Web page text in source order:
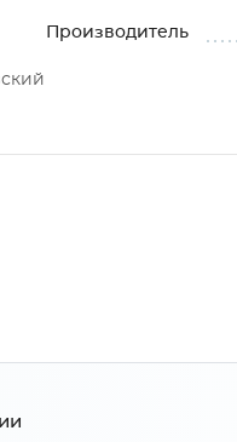
Производитель